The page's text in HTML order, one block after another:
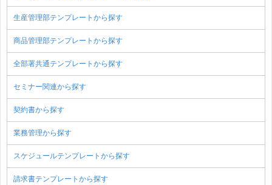
生産管理部テンプレートから探す
商品管理部テンプレートから探す
全部署共通テンプレートから探す
セミナー関連から探す
契約書から探す
業務管理から探す
スケジュールテンプレートから探す
請求書テンプレートから探す